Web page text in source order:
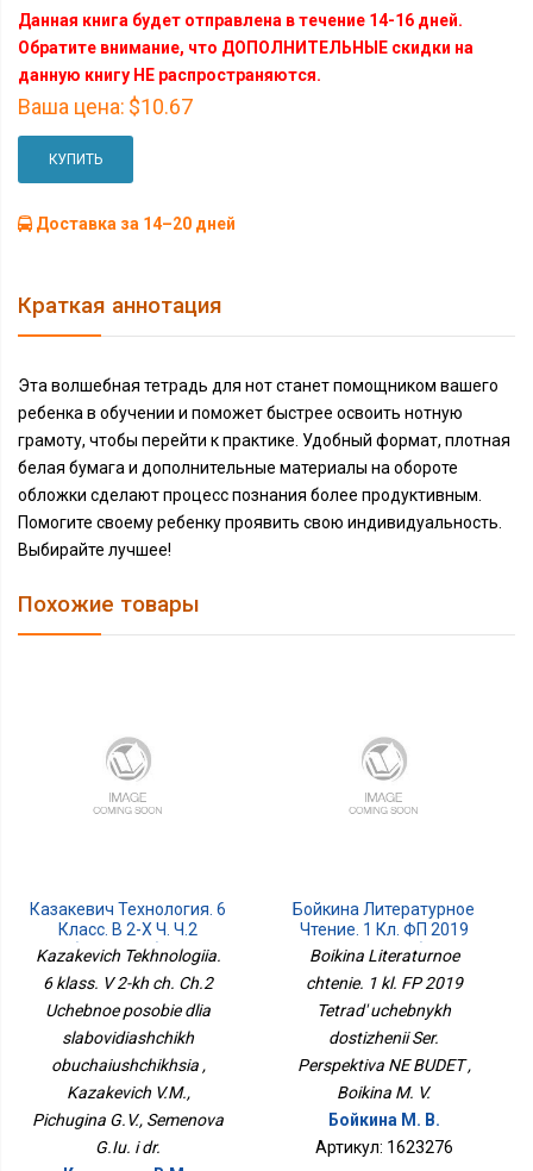
Данная книга будет отправлена в течение 14-16 дней.
Обратите внимание, что ДОПОЛНИТЕЛЬНЫЕ скидки на
данную книгу НЕ распространяются.
Ваша цена: $10.67
КУПИТЬ
Доставка за 14–20 дней
Краткая аннотация
Эта волшебная тетрадь для нот станет помощником вашего
ребенка в обучении и поможет быстрее освоить нотную
грамоту, чтобы перейти к практике. Удобный формат, плотная
белая бумага и дополнительные материалы на обороте
обложки сделают процесс познания более продуктивным.
Помогите своему ребенку проявить свою индивидуальность.
Выбирайте лучшее!
Похожие товары
Казакевич Технология. 6
Класс. В 2-Х Ч. Ч.2
Учебное Пособие Для
Обучающихся
Kazakevich Tekhnologiia.
6 klass. V 2-kh ch. Ch.2
Uchebnoe posobie dlia
slabovidiashchikh
obuchaiushchikhsia ,
Kazakevich V.M.,
Pichugina G.V., Semenova
G.Iu. i dr.
Бойкина Литературное
Чтение. 1 Кл. ФП 2019
Тетрадь Учебных
Перспектива НЕ БУДЕТ
Boikina Literaturnoe
chtenie. 1 kl. FP 2019
Tetrad' uchebnykh
dostizhenii Ser.
Perspektiva NE BUDET ,
Boikina M. V.
Бойкина М. В.
Артикул: 1623276